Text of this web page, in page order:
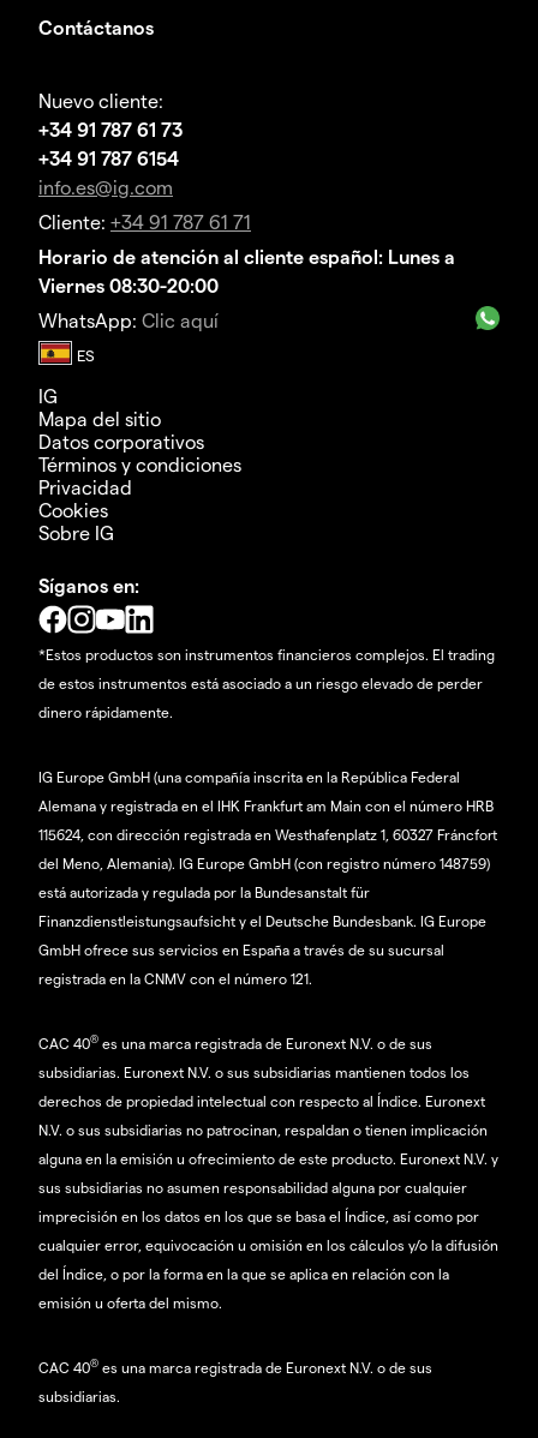
Contáctanos
Nuevo cliente:
+34 91 787 61 73
+34 91 787 6154
info.es@ig.com
Cliente: +34 91 787 61 71
Horario de atención al cliente español: Lunes a
Viernes 08:30-20:00
WhatsApp: Clic aquí
IG
Mapa del sitio
Datos corporativos
Términos y condiciones
Privacidad
Cookies
Sobre IG
Síganos en:
*Estos productos son instrumentos financieros complejos. El trading
de estos instrumentos está asociado a un riesgo elevado de perder
dinero rápidamente.
IG Europe GmbH (una compañía inscrita en la República Federal
Alemana y registrada en el IHK Frankfurt am Main con el número HRB
115624, con dirección registrada en Westhafenplatz 1, 60327 Fráncfort
del Meno, Alemania). IG Europe GmbH (con registro número 148759)
está autorizada y regulada por la Bundesanstalt für
Finanzdienstleistungsaufsicht y el Deutsche Bundesbank. IG Europe
GmbH ofrece sus servicios en España a través de su sucursal
registrada en la CNMV con el número 121.
CAC 40® es una marca registrada de Euronext N.V. o de sus
subsidiarias. Euronext N.V. o sus subsidiarias mantienen todos los
derechos de propiedad intelectual con respecto al Índice. Euronext
N.V. o sus subsidiarias no patrocinan, respaldan o tienen implicación
alguna en la emisión u ofrecimiento de este producto. Euronext N.V. y
sus subsidiarias no asumen responsabilidad alguna por cualquier
imprecisión en los datos en los que se basa el Índice, así como por
cualquier error, equivocación u omisión en los cálculos y/o la difusión
del Índice, o por la forma en la que se aplica en relación con la
emisión u oferta del mismo.
CAC 40® es una marca registrada de Euronext N.V. o de sus
subsidiarias.